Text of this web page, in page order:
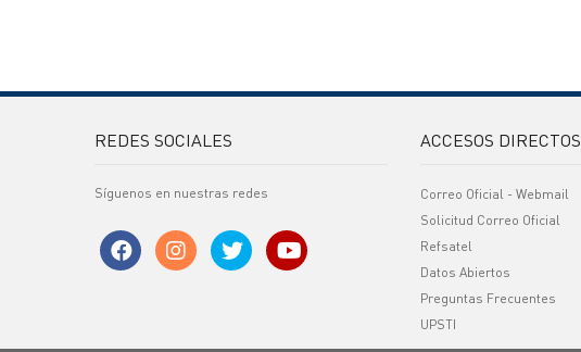
REDES SOCIALES
Síguenos en nuestras redes
ACCESOS DIRECTOS
Correo Oficial - Webmail
Solicitud Correo Oficial
Refsatel
Datos Abiertos
Preguntas Frecuentes
UPSTI